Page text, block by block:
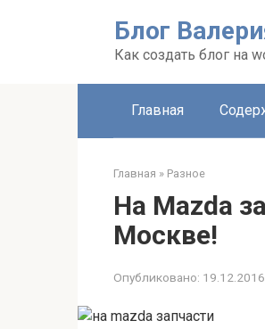
Блог
Как создать блог на
Главная
Главная » Разное
На Mazda
Москве!
Опубликовано: 19.12.2016